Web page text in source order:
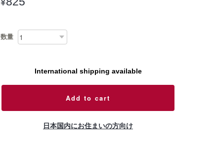
¥
数量
International shipping available
Add to cart
日本国内にお住まいの方向け